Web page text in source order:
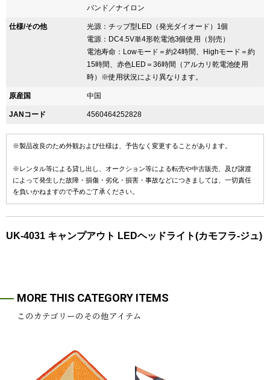
バンド／ナイロン
仕様/その他
光源：チップ型LED（発光ダイオード）1個
電源：DC4.5V単4形乾電池3個使用（別売）
電池寿命：Lowモード＝約24時間、Highモード＝約
15時間、赤色LED＝36時間（アルカリ乾電池使用
時）※使用状況により異なります。
原産国 中国
JANコード 4560464252828
※製品改良のため外観および仕様は、予告なく変更することがあります。
※レンタル等による貸し出し、オークション等による転売や中古販売、及び譲渡
によって発生した故障・損傷・劣化・損害・事故などにつきましては、一切責任
を負いかねますので予めご了承ください。
UK-4031 キャンプアウト LEDヘッドライト(カモフラ-ジュ)
MORE THIS CATEGORY ITEMS
このカテゴリーのその他アイテム